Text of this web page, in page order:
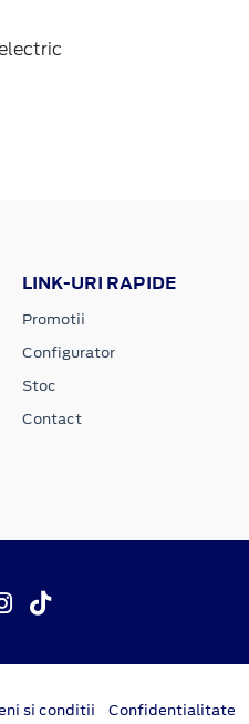
LINK-URI RAPIDE
Promotii
Configurator
Stoc
Contact
si conditii Confidentialitate